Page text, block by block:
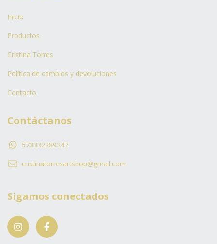
Inicio
Productos
Cristina Torres
Política de cambios y devoluciones
Contacto
Contáctanos
573332289247
cristinatorresartshop@gmail.com
Sigamos conectados